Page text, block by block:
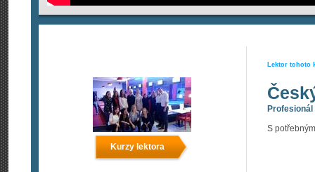
Kurzy lektora
Lektor tohoto
S